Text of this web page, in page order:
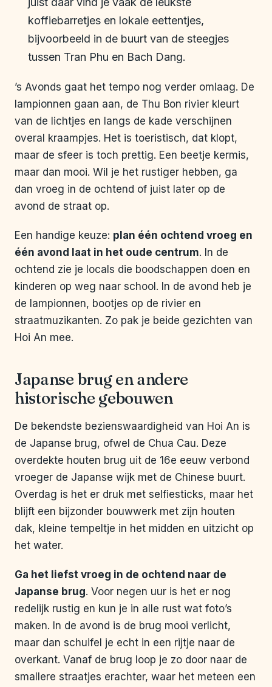
koffiebarretjes en lokale eettentjes,
bijvoorbeeld in de buurt van de steegjes
tussen Tran Phu en Bach Dang.
’s Avonds gaat het tempo nog verder omlaag. De
lampionnen gaan aan, de Thu Bon rivier kleurt
van de lichtjes en langs de kade verschijnen
overal kraampjes. Het is toeristisch, dat klopt,
maar de sfeer is toch prettig. Een beetje kermis,
maar dan mooi. Wil je het rustiger hebben, ga
dan vroeg in de ochtend of juist later op de
avond de straat op.
Een handige keuze: plan één ochtend vroeg en
één avond laat in het oude centrum. In de
ochtend zie je locals die boodschappen doen en
kinderen op weg naar school. In de avond heb je
de lampionnen, bootjes op de rivier en
straatmuzikanten. Zo pak je beide gezichten van
Hoi An mee.
Japanse brug en andere
historische gebouwen
De bekendste bezienswaardigheid van Hoi An is
de Japanse brug, ofwel de Chua Cau. Deze
overdekte houten brug uit de 16e eeuw verbond
vroeger de Japanse wijk met de Chinese buurt.
Overdag is het er druk met selfiesticks, maar het
blijft een bijzonder bouwwerk met zijn houten
dak, kleine tempeltje in het midden en uitzicht op
het water.
Ga het liefst vroeg in de ochtend naar de
Japanse brug. Voor negen uur is het er nog
redelijk rustig en kun je in alle rust wat foto’s
maken. In de avond is de brug mooi verlicht,
maar dan schuifel je echt in een rijtje naar de
overkant. Vanaf de brug loop je zo door naar de
smallere straatjes erachter, waar het meteen een